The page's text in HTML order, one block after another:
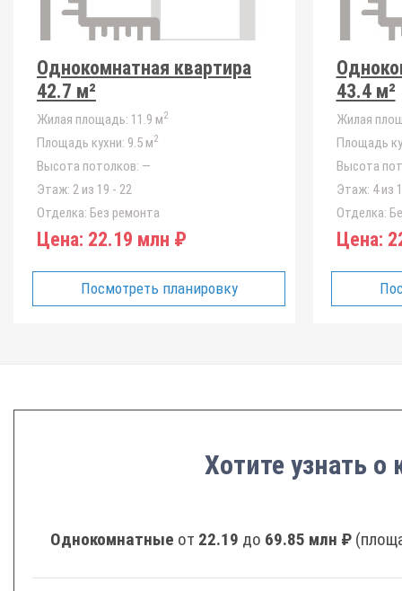
Однокомнатная квартира
42.7 м²
Жилая площадь: 11.9 м2
Площадь кухни: 9.5 м2
Высота потолков: —
Этаж: 2 из 19 - 22
Отделка: Без ремонта
Цена: 22.19 млн ₽
Посмотреть планировку
43.4 м²
Жилая
Площадь
Высота
Этаж: 4 из
Отделка:
Цена:
Хотите узнать
Однокомнатные от 22.19 до 69.85 млн ₽